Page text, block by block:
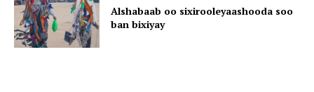
Alshabaab oo sixirooleyaashooda soo
ban bixiyay